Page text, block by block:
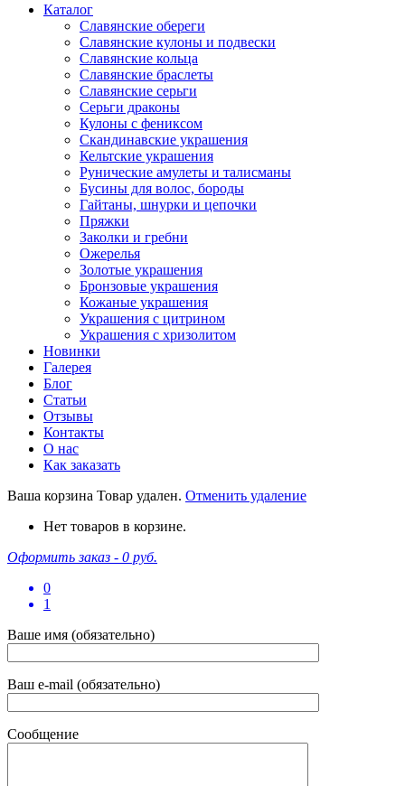
Каталог
Славянские обереги
Славянские кулоны и подвески
Славянские кольца
Славянские браслеты
Славянские серьги
Серьги драконы
Кулоны с фениксом
Скандинавские украшения
Кельтские украшения
Рунические амулеты и талисманы
Бусины для волос, бороды
Гайтаны, шнурки и цепочки
Пряжки
Заколки и гребни
Ожерелья
Золотые украшения
Бронзовые украшения
Кожаные украшения
Украшения с цитрином
Украшения с хризолитом
Новинки
Галерея
Блог
Статьи
Отзывы
Контакты
О нас
Как заказать
Ваша корзина Товар удален. Отменить удаление
Нет товаров в корзине.
Оформить заказ - 0 руб.
0
1
Ваше имя (обязательно)
Ваш e-mail (обязательно)
Сообщение